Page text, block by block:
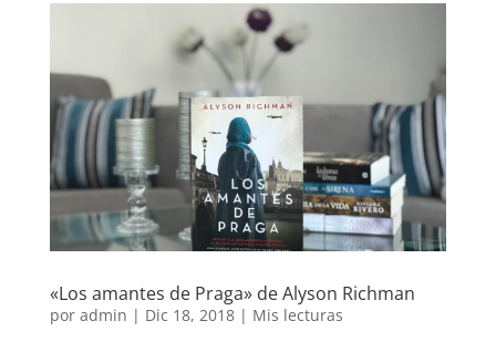
«Los amantes de Praga» de Alyson Richman
por admin | Dic 18, 2018| Mis lecturas